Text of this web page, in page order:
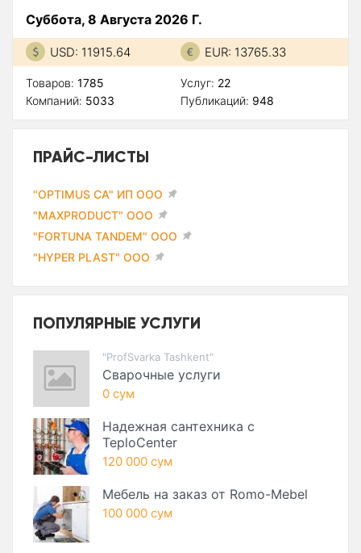
Суббота, 8 Августа 2026 Г.
USD: 11915.64 EUR: 13765.33
Товаров: 1785
Компаний: 5033
Услуг: 22
Публикаций: 948
ПРАЙС-ЛИСТЫ
"OPTIMUS CA" ИП ООО
"MAXPRODUCT" ООО
"FORTUNA TANDEM" ООО
"HYPER PLAST" ООО
ПОПУЛЯРНЫЕ УСЛУГИ
"ProfSvarka Tashkent"
Сварочные услуги
0 сум
Надежная сантехника с
TeploCenter
120 000 сум
Мебель на заказ от Romo-Mebel
100 000 сум